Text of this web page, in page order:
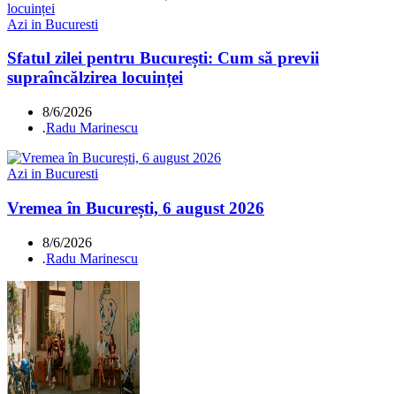
Azi in Bucuresti
Sfatul zilei pentru București: Cum să previi
supraîncălzirea locuinței
8/6/2026
.Radu Marinescu
Azi in Bucuresti
Vremea în București, 6 august 2026
8/6/2026
.Radu Marinescu